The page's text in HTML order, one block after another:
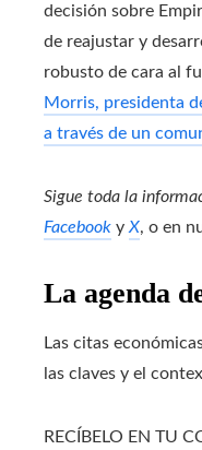
decisión sobre
de reajustar y
robusto de cara al
Morris, presidenta
a través de un
Sigue toda la
Facebook y X, o en
La agenda
Las citas
las claves y el
RECÍBELO EN TU